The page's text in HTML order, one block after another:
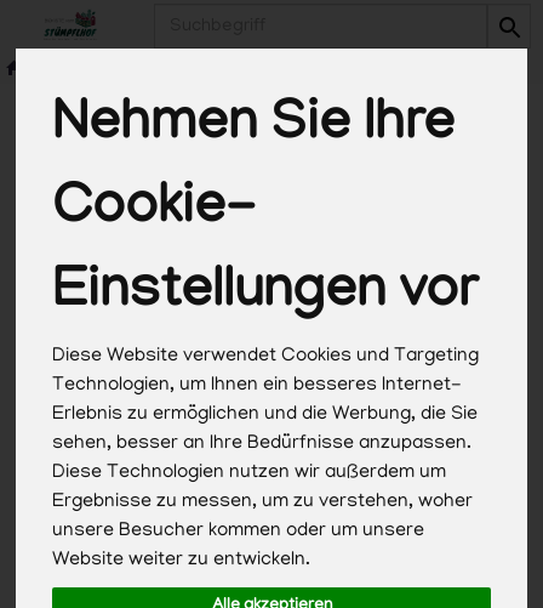
Nehmen Sie Ihre
Cookie-
Einstellungen vor
Diese Website verwendet Cookies und Targeting
Technologien, um Ihnen ein besseres Internet-
Erlebnis zu ermöglichen und die Werbung, die Sie
sehen, besser an Ihre Bedürfnisse anzupassen.
Diese Technologien nutzen wir außerdem um
Ergebnisse zu messen, um zu verstehen, woher
unsere Besucher kommen oder um unsere
Website weiter zu entwickeln.
*Alle Preise in Euro (€) inkl. gesetzlicher
optionaler Servicegebühren. Weitere Informationen
finden Siehier.